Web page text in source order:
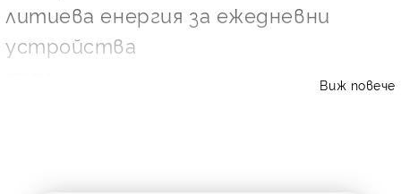
литиева енергия за ежедневни
устройства
е малка, но изключително практична литиева
Виж повече